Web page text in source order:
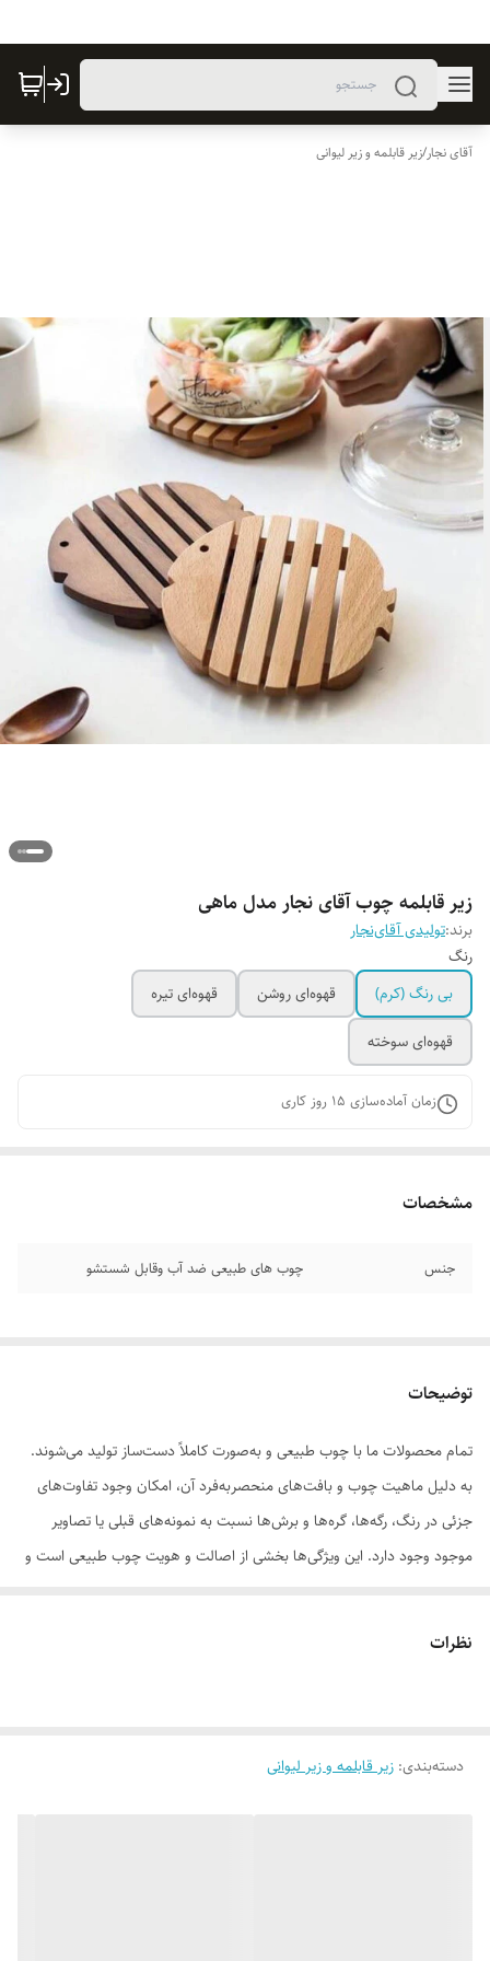
آقای نجار/زیر قابلمه و زیر لیوانی
زیر قابلمه چوب آقای نجار مدل ماهی
برند:تولیدی آقای‌نجار
رنگ
بی رنگ (کرم)
قهوه‌ای روشن
قهوه‌ای تیره
قهوه‌ای سوخته
زمان آماده‌سازی 15 روز کاری
مشخصات
جنس چوب های طبیعی ضد آب وقابل شستشو
توضیحات
تمام محصولات ما با چوب طبیعی و به‌صورت کاملاً دست‌ساز تولید می‌شوند.
به دلیل ماهیت چوب و بافت‌های منحصر‌به‌فرد آن، امکان وجود تفاوت‌های
جزئی در رنگ، رگه‌ها، گره‌ها و برش‌ها نسبت به نمونه‌های قبلی یا تصاویر
موجود وجود دارد. این ویژگی‌ها بخشی از اصالت و هویت چوب طبیعی است و
سفارش به‌منزله‌ی پذیرش این موارد و آگاهی از ویژگی‌های طبیعی چوب هست
نظرات
دسته‌بندی: زیر قابلمه و زیر لیوانی